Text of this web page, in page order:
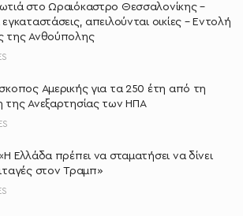
στο Ωραιόκαστρο Θεσσαλονίκης –
εγκαταστάσεις, απειλούνται οικίες – Εντολή
της Ανθούπολης
Αμερικής για τα 250 έτη από τη
της Ανεξαρτησίας των ΗΠΑ
Ελλάδα πρέπει να σταματήσει να δίνει
στον Τραμπ»